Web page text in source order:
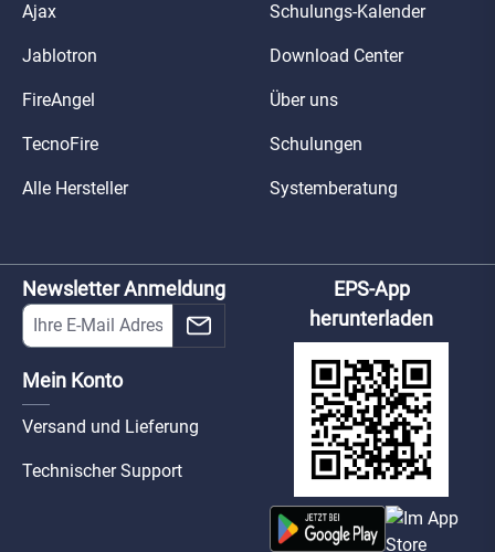
Ajax
Jablotron
FireAngel
TecnoFire
Alle Hersteller
Schulungs-Kalender
Download Center
Über uns
Schulungen
Systemberatung
Newsletter Anmeldung
Mein Konto
Versand und Lieferung
Technischer Support
EPS-App
herunterladen